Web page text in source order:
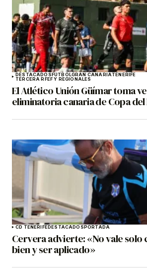
DESTACADOSFÚTBOLGRAN CANARIATENERIFE
TERCERA RFEF Y REGIONALES
El Atlético Unión Güímar toma
eliminatoria canaria de Copa del
CD TENERIFEDESTACADOSPORTADA
Cervera advierte: «No vale
bien y ser aplicado»